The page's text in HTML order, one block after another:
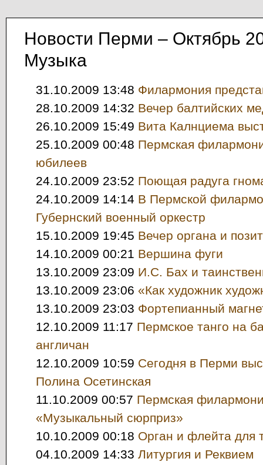
Новости Перми – Октябрь
Музыка
31.10.2009 13:48 Филармония
28.10.2009 14:32 Вечер балтийских
26.10.2009 15:49 Вита Калнциема
25.10.2009 00:48 Пермская
юбилеев
24.10.2009 23:52 Поющая радуга
24.10.2009 14:14 В Пермской
Губернский военный оркестр
15.10.2009 19:45 Вечер органа и
14.10.2009 00:21 Вершина фуги
13.10.2009 23:09 И.С. Бах и
13.10.2009 23:06 «Как художник
13.10.2009 23:03 Фортепианный
12.10.2009 11:17 Пермское танго на
англичан
12.10.2009 10:59 Сегодня в Перми
Полина Осетинская
11.10.2009 00:57 Пермская
«Музыкальный сюрприз»
10.10.2009 00:18 Орган и флейта для
04.10.2009 14:33 Литургия и Реквием